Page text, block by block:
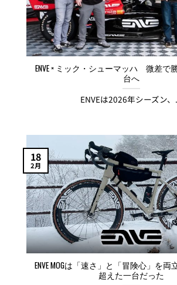
ENVE × ミック・シューマッハ 微差で
台へ
ENVEは2026年シーズン
ENVE MOGは「速さ」と「冒険心」を
超えた一台だった
18
2月